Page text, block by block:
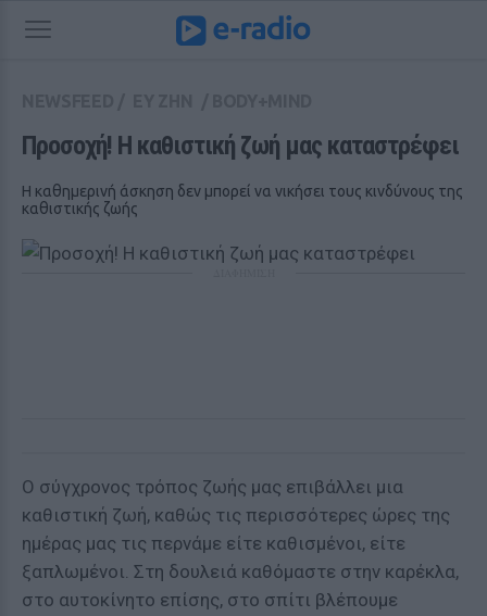
Προσοχή! Η καθιστική ζωή μας καταστρέφει
Η καθημερινή άσκηση δεν μπορεί να νικήσει τους κινδύνους της
καθιστικής ζωής
Ο σύγχρονος τρόπος ζωής μας επιβάλλει μια
καθιστική ζωή, καθώς τις περισσότερες ώρες της
ημέρας μας τις περνάμε είτε καθισμένοι, είτε
ξαπλωμένοι. Στη δουλειά καθόμαστε στην καρέκλα,
στο αυτοκίνητο επίσης, στο σπίτι βλέπουμε